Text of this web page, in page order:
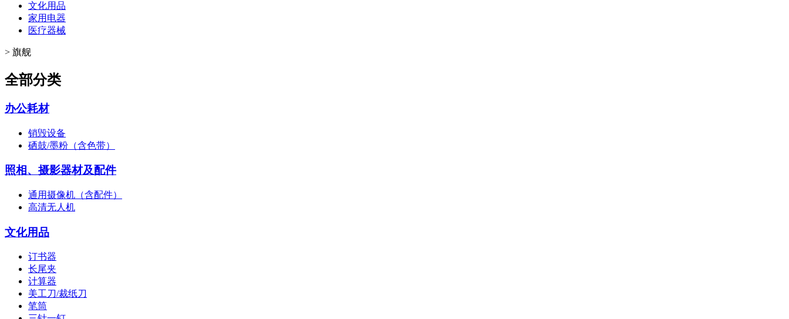
文化用品
家用电器
医疗器械
> 旗舰
全部分类
办公耗材
销毁设备
硒鼓/墨粉（含色带）
照相、摄影器材及配件
通用摄像机（含配件）
高清无人机
文化用品
订书器
长尾夹
计算器
美工刀/裁纸刀
笔筒